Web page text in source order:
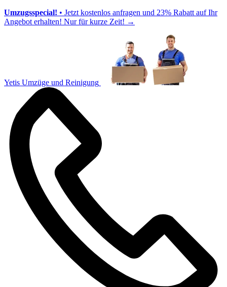
Umzugsspecial! • Jetzt kostenlos anfragen und 23% Rabatt auf Ihr
Angebot erhalten! Nur für kurze Zeit! →
Yetis Umzüge und Reinigung